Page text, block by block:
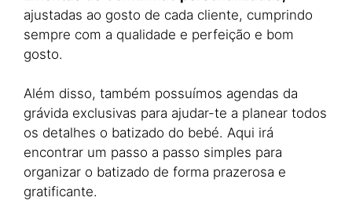
ajustadas ao gosto de cada cliente, cumprindo
sempre com a qualidade e perfeição e bom
gosto.
Além disso, também possuímos agendas da
grávida exclusivas para ajudar-te a planear todos
os detalhes o batizado do bebé. Aqui irá
encontrar um passo a passo simples para
organizar o batizado de forma prazerosa e
gratificante.